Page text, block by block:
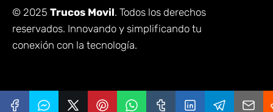
© 2025 Trucos Movil. Todos los derechos
reservados. Innovando y simplificando tu
conexión con la tecnología.